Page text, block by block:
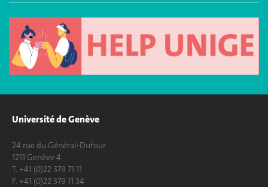
Université de Genève
24 rue du Général-Dufour
1211 Genève 4
T. +41 (0)22 379 71 11
F. +41 (0)22 379 11 34